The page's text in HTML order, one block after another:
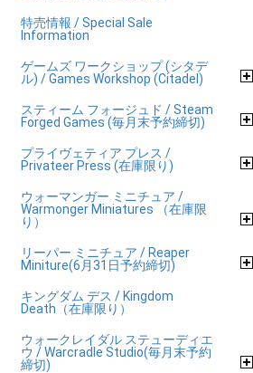
特売情報 / Special Sale
Information
ゲームズ ワークショップ (シタデ
ル) / Games Workshop (Citadel)
スティーム フォージュド / Steam
Forged Games (毎月末予約締切)
プライヴェティア プレス /
Privateer Press (在庫限り)
ウォーマンガー ミニチュア /
Warmonger Miniatures （在庫限
り）
リーパー ミニチュア / Reaper
Miniture(6月31日予約締切)
キングダム デス / Kingdom
Death（在庫限り）
ウォークレイダル ステューディエ
ウ / Warcradle Studio(毎月末予約
締切)